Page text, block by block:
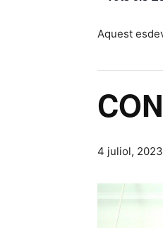
Aquest
4 juliol,